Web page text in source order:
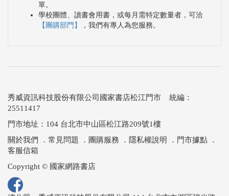
單。
學校團體、讀書會用書，或每月需特定數量者，可洽
【團購部門】
，我們有專人為您服務。
秀威資訊科技股份有限公司國家書店松江門市 統編：
25511417
門市地址：104 台北市中山區松江路209號1樓
關於我們
． 常見問題 ． 團購服務 ． 隱私權說明 ． 門市據點 ．
客服信箱
Copyright © 國家網路書店